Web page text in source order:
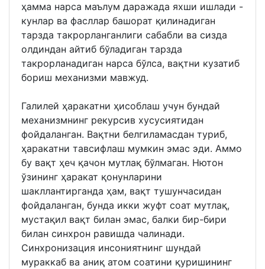
ҳамма нарса маълум даражада яхши ишлади -
кунлар ва фасллар башорат қилинадиган
тарзда такрорланганлиги сабабли ва сизда
олдиндан айтиб бўладиган тарзда
такрорланадиган нарса бўлса, вақтни кузатиб
бориш механизми мавжуд.
Галилей ҳаракатни ҳисоблаш учун бундай
механизмнинг рекурсив хусусиятидан
фойдаланган. Вақтни белгиламасдан туриб,
ҳаракатни тавсифлаш мумкин эмас эди. Аммо
бу вақт ҳеч қачон мутлақ бўлмаган. Нютон
ўзининг ҳаракат қонунларини
шакллантирганда ҳам, вақт тушунчасидан
фойдаланган, бунда икки жуфт соат мутлақ,
мустақил вақт билан эмас, балки бир-бири
билан синхрон равишда чалинади.
Синхронизация инсониятнинг шундай
мураккаб ва аниқ атом соатини қуришининг